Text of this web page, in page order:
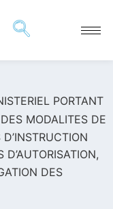
PORTANT
MODALITES DE
DES